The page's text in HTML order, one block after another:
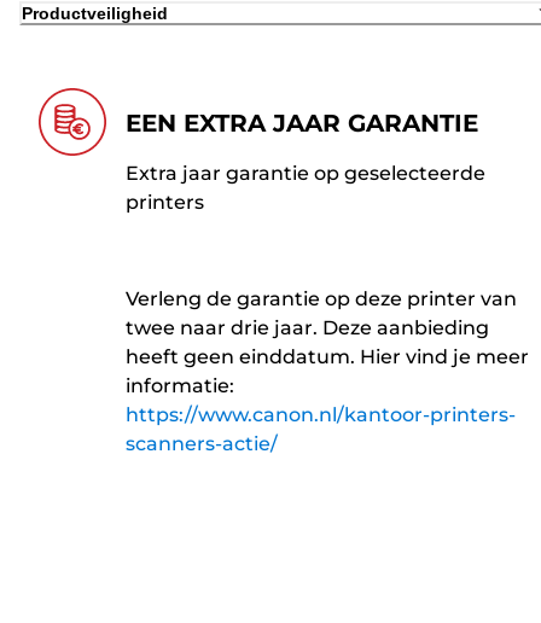
Productveiligheid
EEN EXTRA JAAR GARANTIE
Extra jaar garantie op geselecteerde
printers
Verleng de garantie op deze printer van
twee naar drie jaar. Deze aanbieding
heeft geen einddatum. Hier vind je meer
informatie:
https://www.canon.nl/kantoor-printers-
scanners-actie/